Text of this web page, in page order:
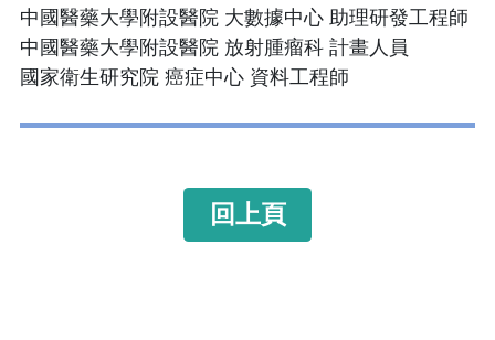
中國醫藥大學附設醫院 大數據中心 助理研發工程師
中國醫藥大學附設醫院 放射腫瘤科 計畫人員
國家衛生研究院 癌症中心 資料工程師
回上頁